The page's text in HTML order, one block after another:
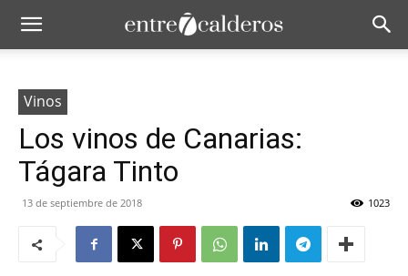
Vinos
Los vinos de Canarias:
Tágara Tinto
13 de septiembre de 2018 1023